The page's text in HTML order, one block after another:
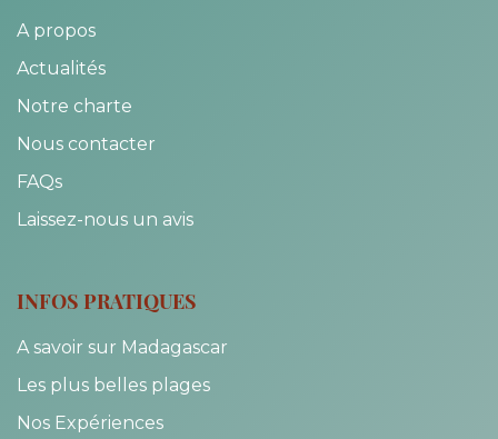
A propos
Actualités
Notre charte
Nous contacter
FAQs
Laissez-nous un avis
INFOS PRATIQUES
A savoir sur Madagascar
Les plus belles plages
Nos Expériences